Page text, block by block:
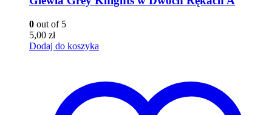
0 out of 5
5,00 zł
Dodaj do koszyka